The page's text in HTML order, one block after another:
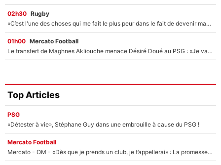
02h30 Rugby
«C’est l'une des choses qui me fait le plus peur dans le fait de devenir maman» : En couple avec Antoine Dupont, Iris Mittenaere s'inquiète déjà pour ses futurs enfants !
01h00 Mercato Football
Le transfert de Maghnes Akliouche menace Désiré Doué au PSG : «Je valide à 200%»
Top Articles
PSG
«Détester à vie», Stéphane Guy dans une embrouille à cause du PSG !
Mercato Football
Mercato - OM - «Dès que je prends un club, je t’appellerai» : La promesse de Marcelino au moment de claquer la porte